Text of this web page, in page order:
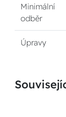
Minimální
odběr
Úpravy